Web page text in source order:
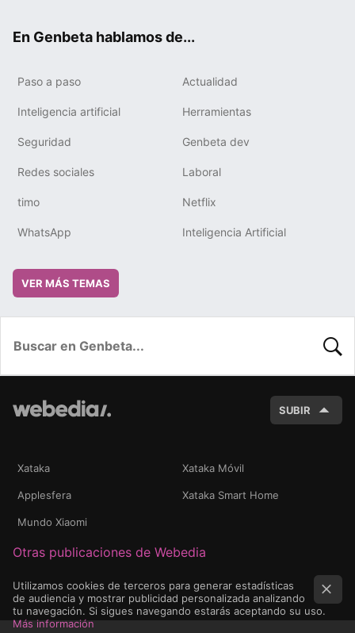
En Genbeta hablamos de...
Paso a paso Actualidad
Inteligencia artificial Herramientas
Seguridad Genbeta dev
Redes sociales Laboral
timo Netflix
WhatsApp Inteligencia Artificial
VER MÁS TEMAS
SUBIR
Xataka Xataka Móvil
Applesfera Xataka Smart Home
Mundo Xiaomi
Otras publicaciones de Webedia
Utilizamos cookies de terceros para generar estadísticas
de audiencia y mostrar publicidad personalizada analizando
tu navegación. Si sigues navegando estarás aceptando su uso.
Más información